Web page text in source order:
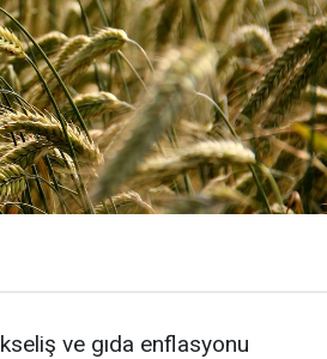
ve gıda enflasyonu